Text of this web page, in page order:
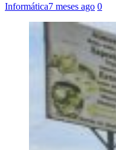
Informática7 meses ago 0